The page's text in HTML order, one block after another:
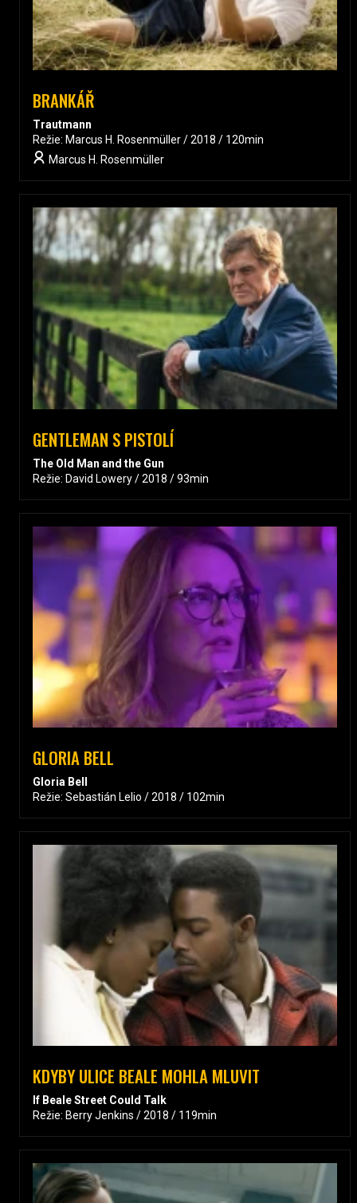
BRANKÁŘ
Trautmann
Režie: Marcus H. Rosenmüller / 2018 / 120min
Marcus H. Rosenmüller
GENTLEMAN S PISTOLÍ
The Old Man and the Gun
Režie: David Lowery / 2018 / 93min
GLORIA BELL
Gloria Bell
Režie: Sebastián Lelio / 2018 / 102min
KDYBY ULICE BEALE MOHLA MLUVIT
If Beale Street Could Talk
Režie: Berry Jenkins / 2018 / 119min